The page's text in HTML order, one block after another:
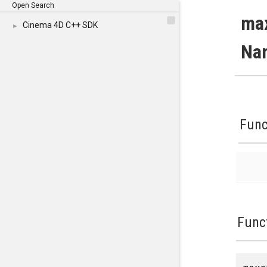
Open Search
► Cinema 4D C++ SDK